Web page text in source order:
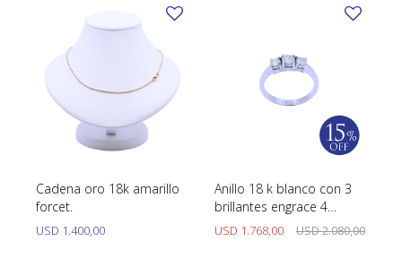
Cadena oro 18k amarillo
forcet.
USD 1.400,00
Anillo 18 k blanco con 3
brillantes engrace 4
puntas.
USD 1.768,00 USD2.080,00